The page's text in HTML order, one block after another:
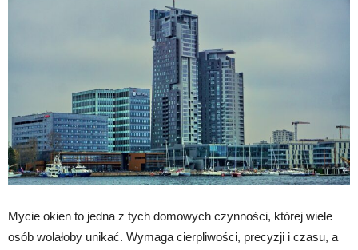
Mycie okien to jedna z tych domowych czynności, której wiele
osób wolałoby unikać. Wymaga cierpliwości, precyzji i czasu, a